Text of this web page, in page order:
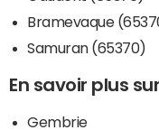
Bramevaque
Samuran (65370)
En savoir plus
Gembrie